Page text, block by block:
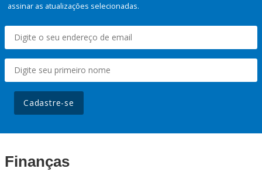
assinar as atualizações selecionadas.
Cadastre-se
Finanças